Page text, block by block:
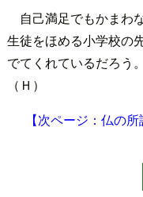
自己満足でもかまわ
生徒をほめる小学校の
でてくれているだろう。
（Ｈ）
【次ページ：仏の